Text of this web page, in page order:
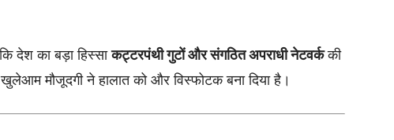
देश का बड़ा हिस्साकट्टरपंथी गुटों और संगठित अपराधी नेटवर्ककी
मौजूदगी ने हालात को और विस्फोटक बना दिया है।